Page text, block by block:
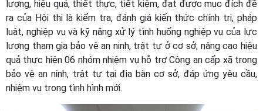
lượng, hiệu quả, thiết thực, tiết kiệm, đạt được mục đích đề
ra của Hội thi là kiểm tra, đánh giá kiến thức chính trị, pháp
luật, nghiệp vụ và kỹ năng xử lý tình huống nghiệp vụ của lực
lượng tham gia bảo vệ an ninh, trật tự ở cơ sở; nâng cao hiệu
quả thực hiện 06 nhóm nhiệm vụ hỗ trợ Công an cấp xã trong
bảo vệ an ninh, trật tự tại địa bàn cơ sở, đáp ứng yêu cầu,
nhiệm vụ trong tình hình mới.